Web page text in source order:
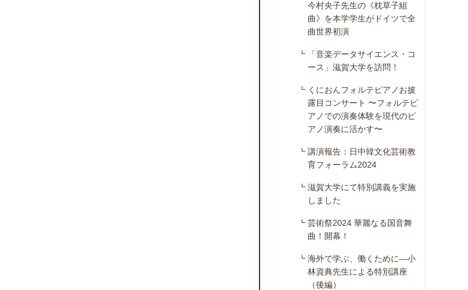
今村央子先生の《枕草子組
曲》を本学学生がドイツで全
曲世界初演
「音楽データサイエンス・コ
ース」滋賀大学を訪問！
くにおんフォルテピアノお披
露目コンサート 〜フォルテピ
アノでの演奏体験を現代のピ
アノ演奏に活かす〜
講演報告：日中韓文化芸術教
育フォーラム2024
滋賀大学にて特別講義を実施
しました
芸術祭2024 華麗なる国音舞
曲！開幕！
海外で学ぶ、働くために―小
林資典先生による特別講座
（後編）